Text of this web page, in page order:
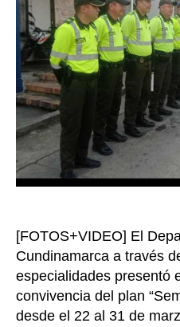
[FOTOS+VIDEO] El
Cundinamarca a través
especialidades presentó
convivencia del plan
desde el 22 al 31 de